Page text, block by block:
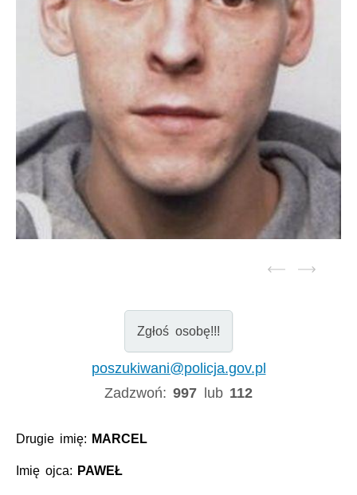
Zgłoś osobę!!!
poszukiwani@policja.gov.pl
Zadzwoń:997 lub 112
Drugie imię: MARCEL
Imię ojca: PAWEŁ